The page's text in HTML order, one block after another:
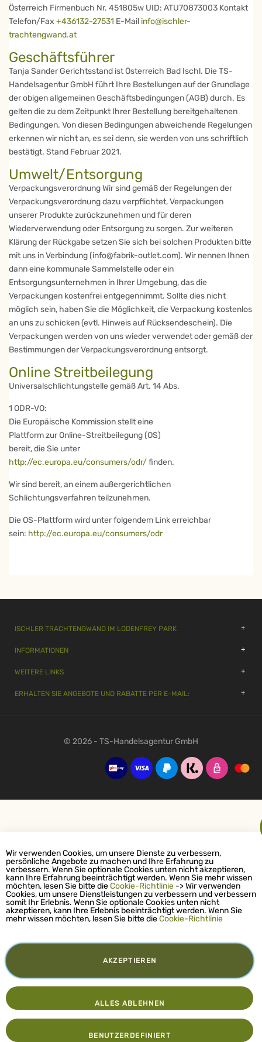
Österreich Firmenbuch Nr. 451805w UID: ATU70873003 Kontakt
Telefon/Fax +436132-27531 E-Mail info@ischler-
trachtengwand.at
Geschäftsführer
Tanja Sander Gerichtsstand ist Österreich Bad Ischl. Die TS-
Handelsagentur GmbH führt Ihre Bestellungen auf der Grundlage
der obigen allgemeinen Geschäftsbedingungen (AGB) durch. Es
gelten die zu dem Zeitpunkt Ihrer Bestellung bereitgehaltenen
Bedingungen. Von diesen Bedingungen abweichende Regelungen
erkennen wir nicht an, es sei denn, sie werden von uns schriftlich
bestätigt. Stand Februar 2021.
Umwelt/Entsorgung
Verpackungsverordnung Wir sind gemäß der Regelungen der
Verpackungsverordnung dazu verpflichtet, Verpackungen
unserer Produkte zurückzunehmen und für deren
Wiederverwendung oder Entsorgung zu sorgen. Zur weiteren
Klärung der Rückgabe setzen Sie sich bei solchen Produkten bitte
mit uns in Verbindung (info@fabrik-outlet.com). Wir nennen Ihnen
dann eine kommunale Sammelstelle oder ein
Entsorgungsunternehmen in Ihrer Umgebung, das die
Verpackungen kostenfrei entgegennimmt. Sollte dies nicht
möglich sein, haben Sie die Möglichkeit, die Verpackung kostenlos
an uns zu schicken (evtl. Hinweis auf Rücksendeschein). Die
Verpackungen werden von uns wieder verwendet oder gemäß der
Bestimmungen der Verpackungsverordnung entsorgt.
Online Streitbeilegung
Universalschlichtungstelle gemäß Art. 14 Abs.
1 ODR-VO:
Die Europäische Kommission stellt eine
Plattform zur Online-Streitbeilegung (OS)
bereit, die Sie unter
http://ec.europa.eu/consumers/odr/finden.
Wir sind bereit, an einem außergerichtlichen
Schlichtungsverfahren teilzunehmen.
Die OS-Plattform wird unter folgendem Link erreichbar
sein: http://ec.europa.eu/consumers/odr
ISCHLER TRACHTENGWAND IM LODENFREY PARK
INFORMATIONEN
WEITERE LINKS
ERHALTEN SIE ANGEBOTE UND RABATTE PER E-MAIL:
© 2026 - TS-Handelsagentur GmbH
Wir verwenden Cookies, um unsere Dienste zu verbessern,
persönliche Angebote zu machen und Ihre Erfahrung zu
verbessern. Wenn Sie optionale Cookies unten nicht akzeptieren,
kann Ihre Erfahrung beeinträchtigt werden. Wenn Sie mehr wissen
möchten, lesen Sie bitte dieCookie-Richtlinie -> Wir verwenden
Cookies, um unsere Dienstleistungen zu verbessern und verbessern
somit Ihr Erlebnis. Wenn Sie optionale Cookies unten nicht
akzeptieren, kann Ihre Erlebnis beeinträchtigt werden. Wenn Sie
mehr wissen möchten, lesen Sie bitte dieCookie-Richtlinie
AKZEPTIEREN
BENUTZERDEFINIERT
ALLES ABLEHNEN